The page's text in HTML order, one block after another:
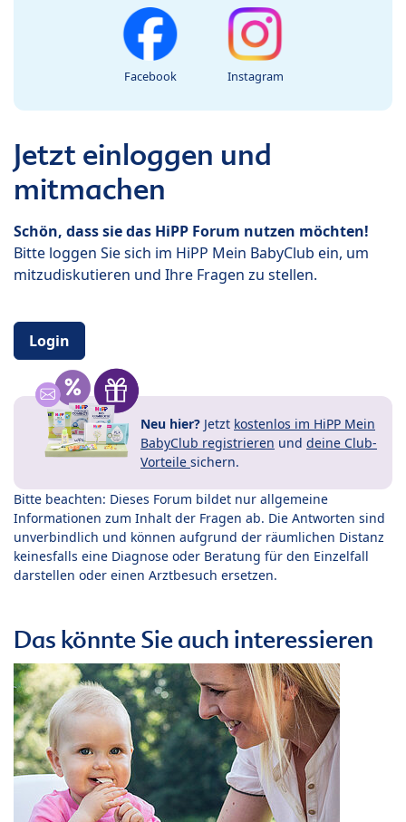
Facebook Instagram
Jetzt einloggen und
mitmachen
Schön, dass sie das HiPP Forum nutzen möchten!
Bitte loggen Sie sich im HiPP Mein BabyClub ein, um
mitzudiskutieren und Ihre Fragen zu stellen.
Login
Neu hier? Jetzt kostenlos im HiPP Mein
BabyClub registrieren und deine Club-
Vorteile sichern.
Bitte beachten: Dieses Forum bildet nur allgemeine
Informationen zum Inhalt der Fragen ab. Die Antworten sind
unverbindlich und können aufgrund der räumlichen Distanz
keinesfalls eine Diagnose oder Beratung für den Einzelfall
darstellen oder einen Arztbesuch ersetzen.
Das könnte Sie auch interessieren